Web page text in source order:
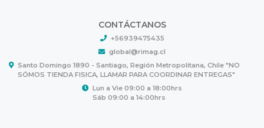
CONTÁCTANOS
+56939475435
global@rimag.cl
Santo Domingo 1890 - Santiago, Región Metropolitana, Chile "NO
SÓMOS TIENDA FISICA, LLAMAR PARA COORDINAR ENTREGAS"
Lun a Vie 09:00 a 18:00hrs
Sáb 09:00 a 14:00hrs